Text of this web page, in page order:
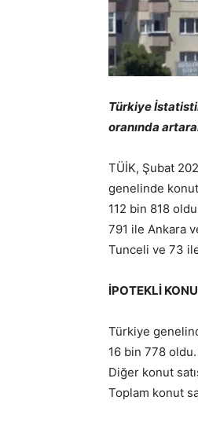
Türkiye
oranında
TÜİK, Şubat
genelinde konut
112 bin 818
791 ile Ankara
Tunceli ve 73
İPOTEKLİ
Türkiye
16 bin 778
Diğer konut
Toplam konut